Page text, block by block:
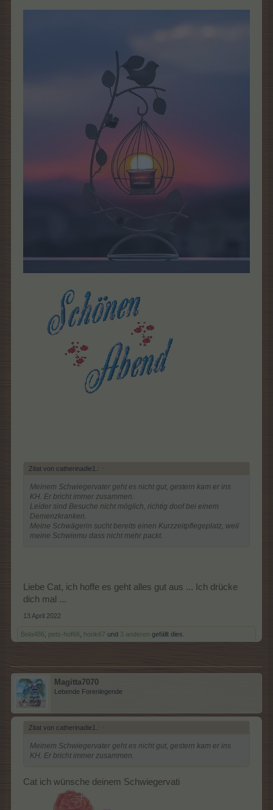
Zitat von catherinadie1.: ↑
Meinem Schwiegervater geht es nicht gut, gestern kam er ins
KH. Er bricht immer zusammen.
Leider sind Besuche nicht möglich, richtig doof bei einem
Demenzkranken.
Meine Schwägerin sucht bereits einen Kurzzeitpflegeplatz, weil
meine Schwiemu dass nicht mehr packt.
Liebe Cat, ich hoffe es geht alles gut aus ... Ich drücke
dich mal ...
13 April 2022
Bela486 pets-hof66 honk67 und 3 anderen gefällt dies.
Magitta7070
Lebende Forenlegende
Zitat von catherinadie1.: ↑
Meinem Schwiegervater geht es nicht gut, gestern kam er ins
KH. Er bricht immer zusammen.
Cat ich wünsche deinem Schwiegervati